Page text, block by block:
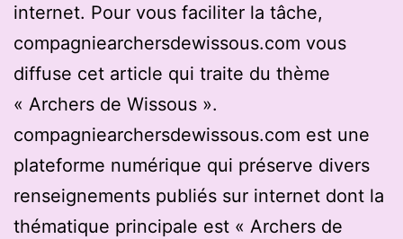
internet. Pour vous faciliter la tâche,
compagniearchersdewissous.com vous
diffuse cet article qui traite du thème
« Archers de Wissous ».
compagniearchersdewissous.com est une
plateforme numérique qui préserve divers
renseignements publiés sur internet dont la
thématique principale est « Archers de